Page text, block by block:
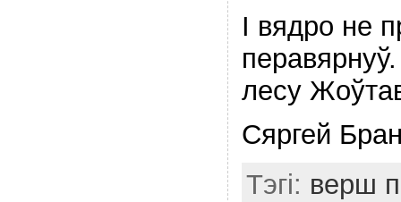
I вядро не
лесу
Сяргей
Тэгі: верш